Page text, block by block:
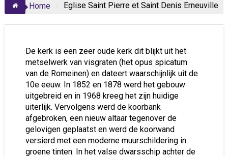
Home Eglise Saint Pierre et Saint Denis Erneuville
De kerk is een zeer oude kerk dit blijkt uit het
metselwerk van visgraten (het opus spicatum
van de Romeinen) en dateert waarschijnlijk uit de
10e eeuw. In 1852 en 1878 werd het gebouw
uitgebreid en in 1968 kreeg het zijn huidige
uiterlijk. Vervolgens werd de koorbank
afgebroken, een nieuw altaar tegenover de
gelovigen geplaatst en werd de koorwand
versierd met een moderne muurschildering in
groene tinten. In het valse dwarsschip achter de